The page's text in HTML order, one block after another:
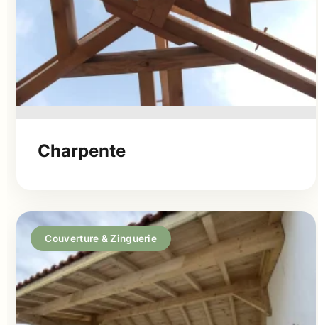
Charpente
Couverture & Zinguerie